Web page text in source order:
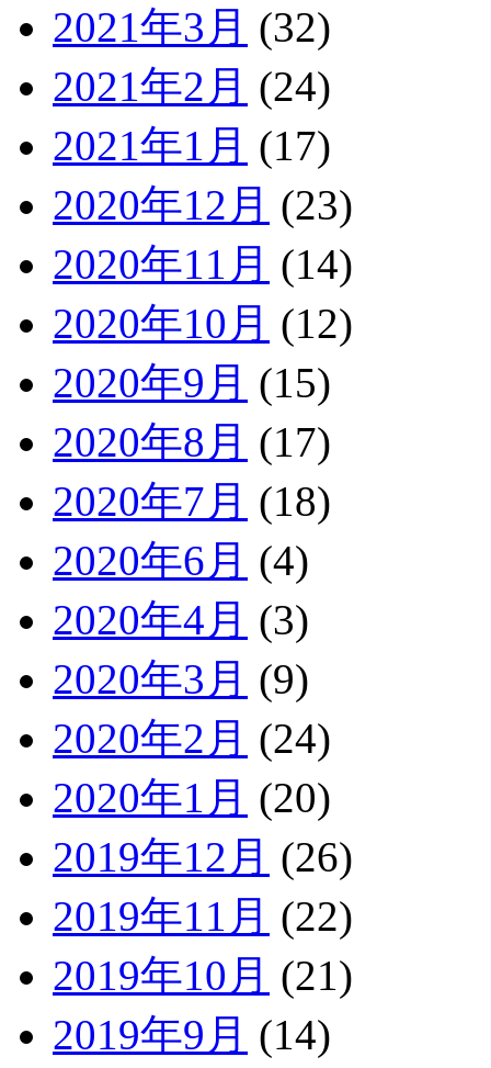
2021年3月 (32)
2021年2月 (24)
2021年1月 (17)
2020年12月 (23)
2020年11月 (14)
2020年10月 (12)
2020年9月 (15)
2020年8月 (17)
2020年7月 (18)
2020年6月 (4)
2020年4月 (3)
2020年3月 (9)
2020年2月 (24)
2020年1月 (20)
2019年12月 (26)
2019年11月 (22)
2019年10月 (21)
2019年9月 (14)